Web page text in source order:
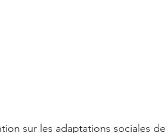
sur les adaptations sociales de